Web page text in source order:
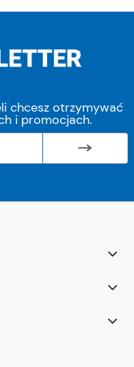
chcesz otrzymywać
i promocjach.